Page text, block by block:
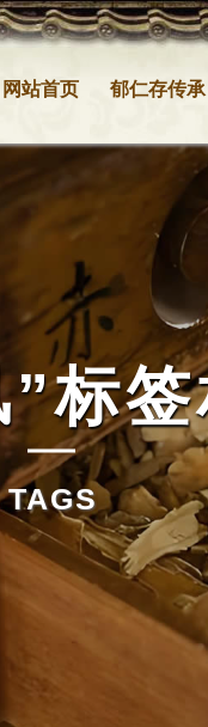
网站首页 郁仁存传承
”标
TAGS